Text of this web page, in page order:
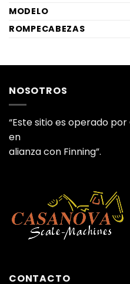
MODELO
ROMPECABEZAS
NOSOTROS
“Este sitio es operado
en
alianza con Finning”.
CONTACTO